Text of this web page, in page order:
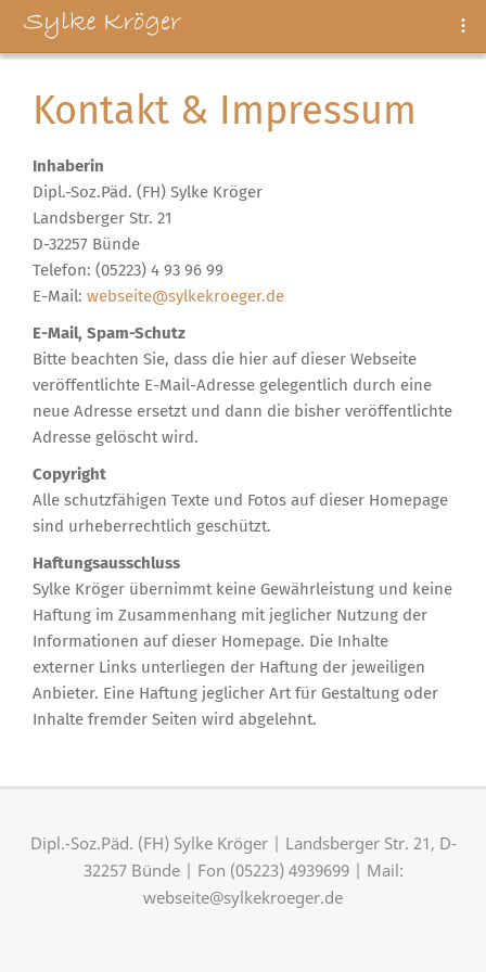
Kontakt & Impressum
Inhaberin
Dipl.-Soz.Päd. (FH) Sylke Kröger
Landsberger Str. 21
D-32257 Bünde
Telefon: (05223) 4 93 96 99
E-Mail: webseite@sylkekroeger.de
E-Mail, Spam-Schutz
Bitte beachten Sie, dass die hier auf dieser Webseite
veröffentlichte E-Mail-Adresse gelegentlich durch eine
neue Adresse ersetzt und dann die bisher veröffentlichte
Adresse gelöscht wird.
Copyright
Alle schutzfähigen Texte und Fotos auf dieser Homepage
sind urheberrechtlich geschützt.
Haftungsausschluss
Sylke Kröger übernimmt keine Gewährleistung und keine
Haftung im Zusammenhang mit jeglicher Nutzung der
Informationen auf dieser Homepage. Die Inhalte
externer Links unterliegen der Haftung der jeweiligen
Anbieter. Eine Haftung jeglicher Art für Gestaltung oder
Inhalte fremder Seiten wird abgelehnt.
Dipl.-Soz.Päd. (FH) Sylke Kröger | Landsberger Str. 21, D-
32257 Bünde | Fon (05223) 4939699 | Mail:
webseite@sylkekroeger.de